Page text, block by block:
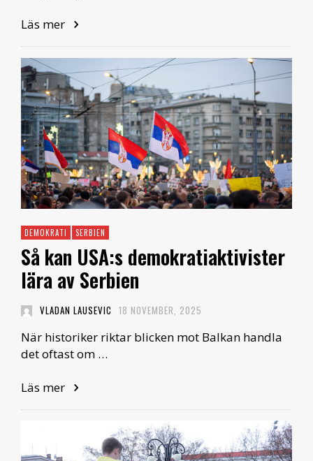
Läs mer
DEMOKRATI SERBIEN
Så kan USA:s demokratiaktivister
lära av Serbien
VLADAN LAUSEVIC 18 NOVEMBER, 2025
När historiker riktar blicken mot Balkan handla
det oftast om …
Läs mer